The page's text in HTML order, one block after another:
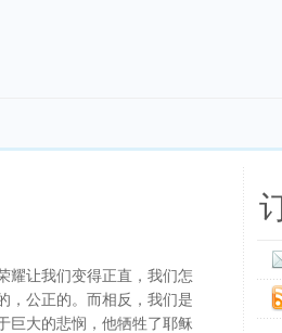
耀让我们变得正直，我们怎
，公正的。而相反，我们是
巨大的悲悯，他牺牲了耶稣